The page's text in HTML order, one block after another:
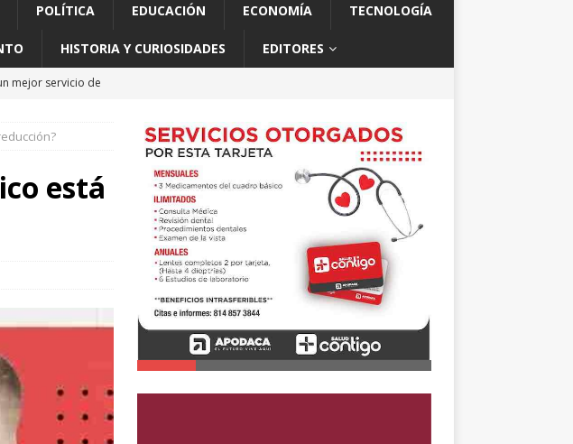
POLÍTICA EDUCACIÓN ECONOMÍA TECNOLOGÍA
HISTORIA Y CURIOSIDADES EDITORES
mejor servicio de
referente deestá